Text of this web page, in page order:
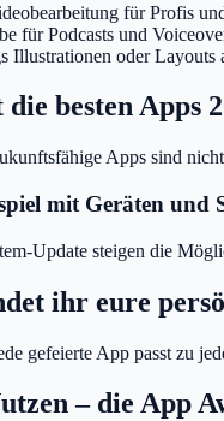
für Profis
für Podcasts und
Illustrationen oder Layouts
besten Apps
Apps sind
mit Geräten und
Update steigen die
ihr eure
gefeierte App passt zu
– die App